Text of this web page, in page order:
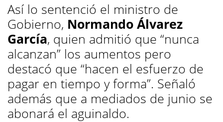
Así lo sentenció el ministro de
Gobierno, Normando Álvarez
García, quien admitió que “nunca
alcanzan” los aumentos pero
destacó que “hacen el esfuerzo de
pagar en tiempo y forma”. Señaló
además que a mediados de junio se
abonará el aguinaldo.